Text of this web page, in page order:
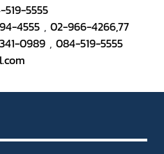
5555
4555 ,02-966-4266,77
0989 ,084-519-5555